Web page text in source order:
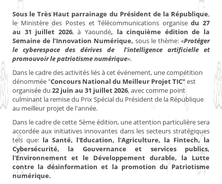
Sous le Très Haut parrainage du Président de la République,
le Ministère des Postes et Télécommunications organisedu 27
au 31 juillet 2026, à Yaoundé, la cinquième édition de la
Semaine de l’Innovation Numérique, sous le thème: «Protéger
le cyberespace des dérives de l'intelligence artificielle et
promouvoir le patriotisme numérique».
Dans le cadre des activités liés à cet événement, une compétition
dénommée "Concours National du Meilleur Projet TIC"est
organisée du 22 juin au 31 juillet 2026, avec comme point
culminant la remise du Prix Spécial du Président de la République
au meilleur projet de l'année.
Dans le cadre de cette 5ème édition, une attention particulière sera
accordée aux initiatives innovantes dans les secteurs stratégiques
tels que: la Santé, l'Education, l'Agriculture, la Fintech, la
Cybersécurité, la Gouvernance et services publics,
l'Environnement et le Développement durable, la Lutte
contre la désinformation et la promotion du Patriotisme
numérique.